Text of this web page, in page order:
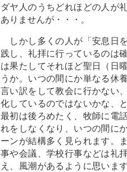
ダヤ人のうちどれほどの人が
ありませんが・・・。
しかし多くの人が「安息日
践し、礼拝に行っているのは
は果たしてそれほど聖日（日
うか。いつの間にか単なる休
言い訳をして教会に行かない
化しているのではないかな、
最初は後ろめたく、牧師に電
れをしなくなり、いつの間に
ーンが結構多く見られます。
事や会議、学校行事などは礼
え、風潮があるように思いま